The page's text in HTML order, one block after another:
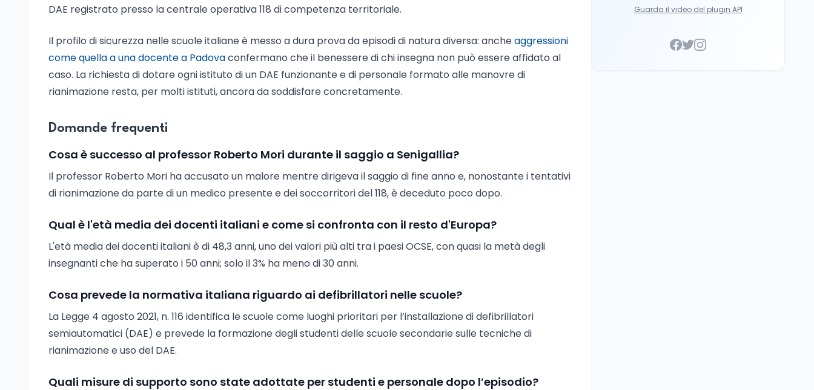
DAE registrato presso la centrale operativa 118 di competenza territoriale.
Il profilo di sicurezza nelle scuole italiane è messo a dura prova da episodi di natura diversa: ancheaggressioni
come quella a una docente a Padovaconfermano che il benessere di chi insegna non può essere affidato al
caso. La richiesta di dotare ogni istituto di un DAE funzionante e di personale formato alle manovre di
rianimazione resta, per molti istituti, ancora da soddisfare concretamente.
Domande frequenti
Cosa è successo al professor Roberto Mori durante il saggio a Senigallia?
Il professor Roberto Mori ha accusato un malore mentre dirigeva il saggio di fine anno e, nonostante i tentativi
di rianimazione da parte di un medico presente e dei soccorritori del 118, è deceduto poco dopo.
Qual è l'età media dei docenti italiani e come si confronta con il resto d'Europa?
L'età media dei docenti italiani è di 48,3 anni, uno dei valori più alti tra i paesi OCSE, con quasi la metà degli
insegnanti che ha superato i 50 anni; solo il 3% ha meno di 30 anni.
Cosa prevede la normativa italiana riguardo ai defibrillatori nelle scuole?
La Legge 4 agosto 2021, n. 116 identifica le scuole come luoghi prioritari per l’installazione di defibrillatori
semiautomatici (DAE) e prevede la formazione degli studenti delle scuole secondarie sulle tecniche di
rianimazione e uso del DAE.
Quali misure di supporto sono state adottate per studenti e personale dopo l’episodio?
Guarda il video del plugin API